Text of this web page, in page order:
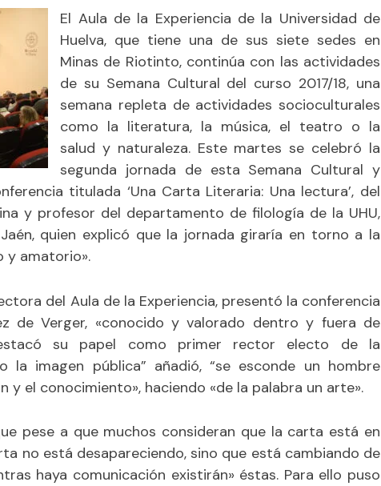
El Aula de la Experiencia de la Universidad de
Huelva, que tiene una de sus siete sedes en
Minas de Riotinto, continúa con las actividades
de su Semana Cultural del curso 2017/18, una
semana repleta de actividades socioculturales
como la literatura, la música, el teatro o la
salud y naturaleza. Este martes se celebró la
segunda jornada de esta Semana Cultural y
titulada ‘Una Carta Literaria: Una lectura’, del
y profesor del departamento de filología de la UHU,
quien explicó que la jornada giraría en torno a la
y amatorio».
del Aula de la Experiencia, presentó la conferencia
de Verger, «conocido y valorado dentro y fuera de
su papel como primer rector electo de la
la imagen pública” añadió, “se esconde un hombre
el conocimiento», haciendo «de la palabra un arte».
pese a que muchos consideran que la carta está en
no está desapareciendo, sino que está cambiando de
haya comunicación existirán» éstas. Para ello puso